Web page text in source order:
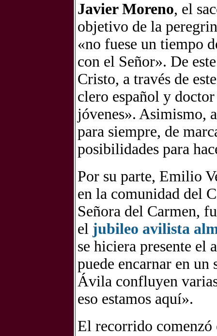
Javier Moreno, el
objetivo de la
«no fuese un tiempo
con el Señor». De
Cristo, a través de
clero español y
jóvenes». Asimismo,
para siempre, de
posibilidades para
Por su parte, Emilio
en la comunidad del
Señora del Carmen,
el jubileo avilista
se hiciera presente el
puede encarnar en un
Ávila confluyen
eso estamos aquí».
El recorrido